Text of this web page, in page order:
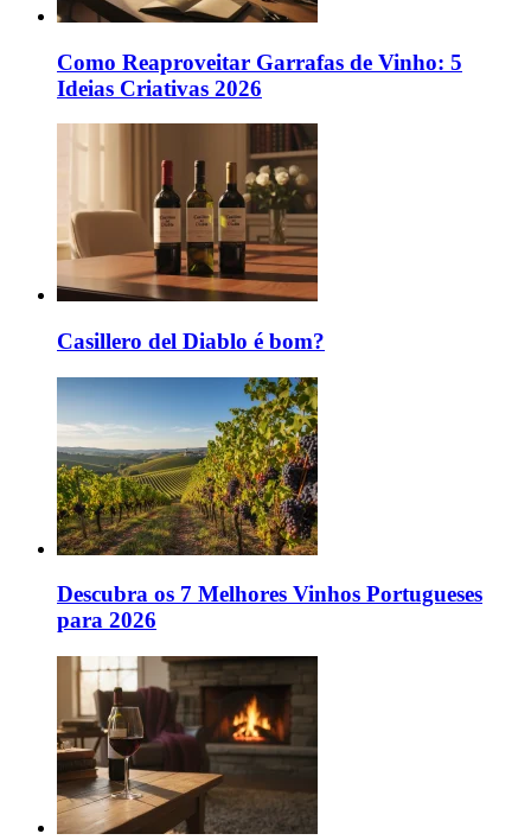
Como Reaproveitar Garrafas de Vinho: 5
Ideias Criativas 2026
Casillero del Diablo é bom?
Descubra os 7 Melhores Vinhos Portugueses
para 2026